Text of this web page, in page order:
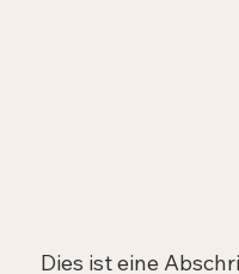
Dies ist eine